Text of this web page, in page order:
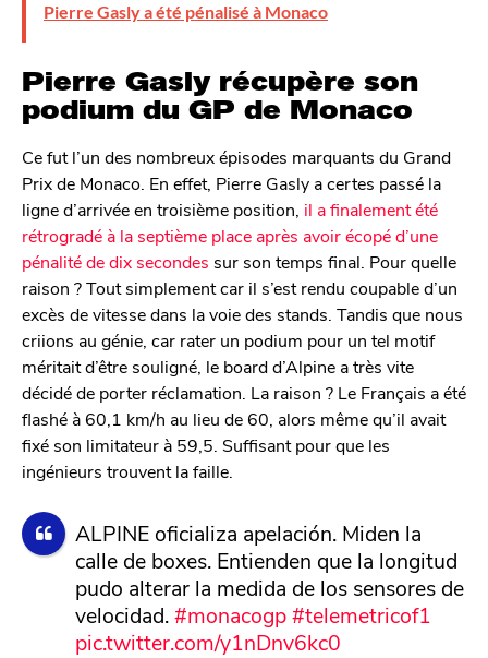
Pierre Gasly a été pénalisé à Monaco
Pierre Gasly récupère son
podium du GP de Monaco
Ce fut l’un des nombreux épisodes marquants du Grand
Prix de Monaco. En effet, Pierre Gasly a certes passé la
ligne d’arrivée en troisième position, il a finalement été
rétrogradé à la septième place après avoir écopé d’une
pénalité de dix secondes sur son temps final. Pour quelle
raison ? Tout simplement car il s’est rendu coupable d’un
excès de vitesse dans la voie des stands. Tandis que nous
criions au génie, car rater un podium pour un tel motif
méritait d’être souligné, le board d’Alpine a très vite
décidé de porter réclamation. La raison ? Le Français a été
flashé à 60,1 km/h au lieu de 60, alors même qu’il avait
fixé son limitateur à 59,5. Suffisant pour que les
ingénieurs trouvent la faille.
ALPINE oficializa apelación. Miden la
calle de boxes. Entienden que la longitud
pudo alterar la medida de los sensores de
velocidad.#monacogp #telemetricof1
pic.twitter.com/y1nDnv6kc0